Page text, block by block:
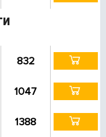
832
1047
1388